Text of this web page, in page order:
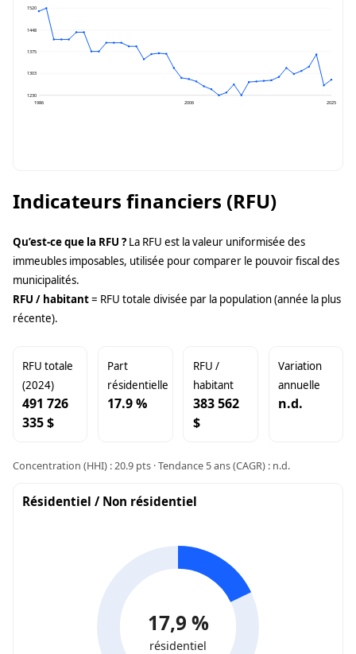
1520
1448
1375
1303
1230
1986
2006 2025
Indicateurs financiers (RFU)
Qu’est-ce que la RFU ? La RFU est la valeur uniformisée des
immeubles imposables, utilisée pour comparer le pouvoir fiscal des
municipalités.
RFU / habitant= RFU totale divisée par la population (année la plus
récente).
RFU totale
(2024)
491 726
335 $
Part
résidentielle
17.9 %
RFU /
habitant
383 562
$
Variation
annuelle
n.d.
Concentration (HHI) : 20.9 pts · Tendance 5 ans (CAGR) : n.d.
Résidentiel / Non résidentiel
17,9 %
résidentiel